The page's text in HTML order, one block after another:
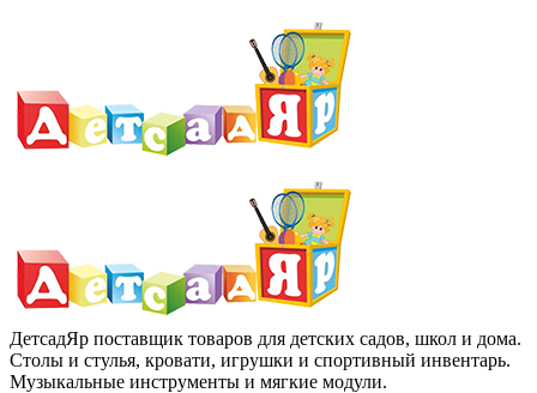
ДетсадЯр поставщик товаров для детских садов, школ и дома.
Столы и стулья, кровати, игрушки и спортивный инвентарь.
Музыкальные инструменты и мягкие модули.